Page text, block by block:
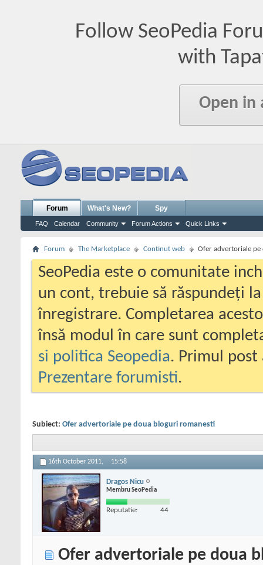
Follow SeoPedia
with
Open in
Forum
FAQ Calendar Community Forum Actions Quick Links
What's New? Spy
Forum The Marketplace Continut web Ofer advertoriale
SeoPedia este o comunitate
un cont, trebuie să răspundeți
înregistrare. Completarea
însă modul în care sunt
si politica Seopedia. Primul
Prezentare forumisti.
Subiect: Ofer advertoriale pe doua bloguri romanesti
16th October 2011, 15:58
Dragos Nicu
Membru SeoPedia
Reputatie: 44
Ofer advertoriale pe doua